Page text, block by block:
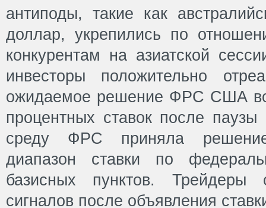
антиподы, такие как
доллар, укрепились по
конкурентам на азиатской
инвесторы положительно
ожидаемое решение ФРС США
процентных ставок после
среду ФРС приняла
диапазон ставки по
базисных пунктов. Трейдеры
сигналов после объявления